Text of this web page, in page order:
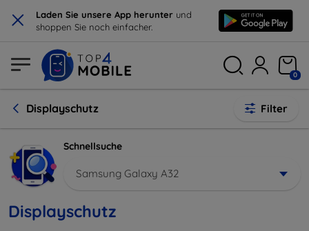
× Laden Sie unsere App herunter und
shoppen Sie noch einfacher.
0
Displayschutz Filter
Schnellsuche
Samsung Galaxy A32
Displayschutz